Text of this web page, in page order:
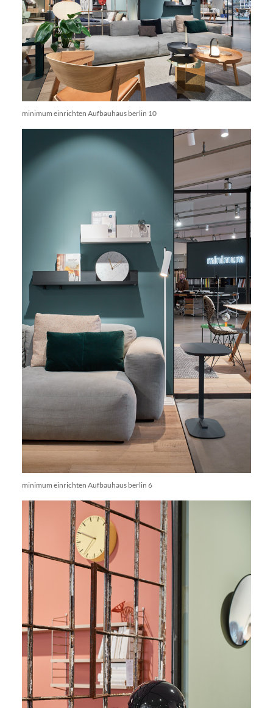
minimum einrichten Aufbauhaus berlin 10
minimum einrichten Aufbauhaus berlin 6